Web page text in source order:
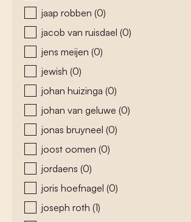
jaap robben (0)
jacob van ruisdael (0)
jens meijen (0)
jewish (0)
johan huizinga (0)
johan van geluwe (0)
jonas bruyneel (0)
joost oomen (0)
jordaens (0)
joris hoefnagel (0)
joseph roth (1)